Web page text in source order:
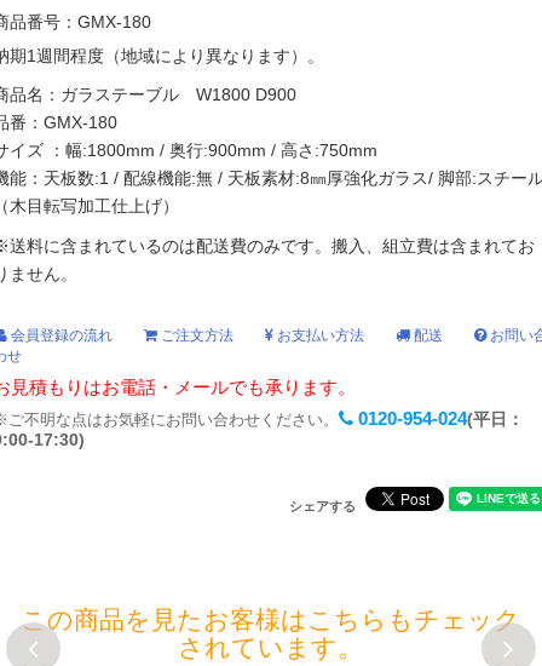
品番号： GMX-180
期1週間程度（地域により異なります）。
品名：ガラステーブル W1800 D900
番：GMX-180
イズ ：幅:1800mm / 奥行:900mm / 高さ:750mm
能：天板数:1 / 配線機能:無 / 天板素材:8㎜厚強化ガラス/ 脚部:スチー
木目転写加工仕上げ）
料に含まれているのは配送費のみです。搬入、組立費は含まれてお
ません。
会員登録の流れ ご注文方法 お支払い方法 配送
お問い
せ
見積もりはお電話・メールでも承ります。
不明な点はお気軽にお問い合わせください。 0120-954-024(平日：
17:30)
シェアする
この商品を見たお客様はこちらもチェック
されています。